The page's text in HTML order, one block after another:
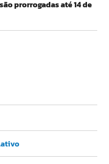
prorrogadas até 14 de